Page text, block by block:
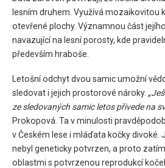
lesním druhem. Využívá mozaikovitou
otevřené plochy. Významnou část
navazující na lesní porosty, kde
především hraboše.
Letošní odchyt dvou samic umožní
sledovat i jejich prostorové nároky. „
ze sledovaných samic letos přivede na
Prokopová. Ta v minulosti
v Českém lese i mláďata kočky divoké.
nebyl geneticky potvrzen, a proto
oblastmi s potvrzenou reprodukcí